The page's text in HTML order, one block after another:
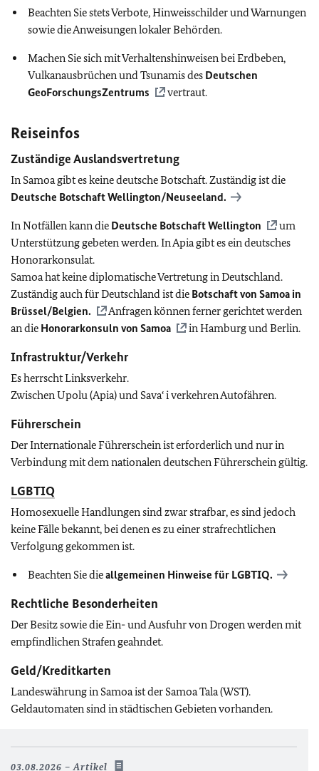
Beachten Sie stets Verbote, Hinweisschilder und Warnungen
sowie die Anweisungen lokaler Behörden.
Machen Sie sich mit Verhaltenshinweisen bei Erdbeben,
Vulkanausbrüchen und Tsunamis des Deutschen
GeoForschungsZentrums
vertraut.
Reiseinfos
Zuständige Auslandsvertretung
In Samoa gibt es keine deutsche Botschaft. Zuständig ist die
Deutsche Botschaft Wellington/Neuseeland.
In Notfällen kann die Deutsche Botschaft Wellington
um
Unterstützung gebeten werden. In Apia gibt es ein deutsches
Honorarkonsulat.
Samoa hat keine diplomatische Vertretung in Deutschland.
Zuständig auch für Deutschland ist die Botschaft von Samoa in
Brüssel/Belgien.
Anfragen können ferner gerichtet werden
an die Honorarkonsuln von Samoa in Hamburg und Berlin.
Infrastruktur/Verkehr
Es herrscht Linksverkehr.
Zwischen Upolu (Apia) und Sava‘ i verkehren Autofähren.
Führerschein
Der Internationale Führerschein ist erforderlich und nur in
Verbindung mit dem nationalen deutschen Führerschein gültig.
LGBTIQ
Homosexuelle Handlungen sind zwar strafbar, es sind jedoch
keine Fälle bekannt, bei denen es zu einer strafrechtlichen
Verfolgung gekommen ist.
Beachten Sie dieallgemeinen Hinweise für LGBTIQ.
Rechtliche Besonderheiten
Der Besitz sowie die Ein- und Ausfuhr von Drogen werden mit
empfindlichen Strafen geahndet.
Geld/Kreditkarten
Landeswährung in Samoa ist der Samoa Tala (WST).
Geldautomaten sind in städtischen Gebieten vorhanden.
03.08.2026 Artikel